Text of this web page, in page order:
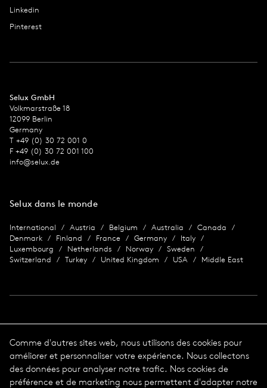
Linkedin
Pinterest
Selux GmbH
Volkmarstraße 18
12099 Berlin
Germany
T +49 (0) 30 72 001 0
F +49 (0) 30 72 001 100
info@selux.de
Selux dans le monde
International Austria Belgium Australia
Canada
Denmark
Finland France Germany
Italy
Luxembourg
Netherlands Norway
Sweden
Switzerland
Turkey United Kingdom USA Middle East
Protection des données
Impression
Conditions Générales de Vente
Comme d'autres sites web, nous utilisons des cookies pour
améliorer et personnaliser votre expérience. Nous collectons
des données pour analyser notre trafic. Nos cookies de
préférence et de marketing nous permettent d'adapter notre